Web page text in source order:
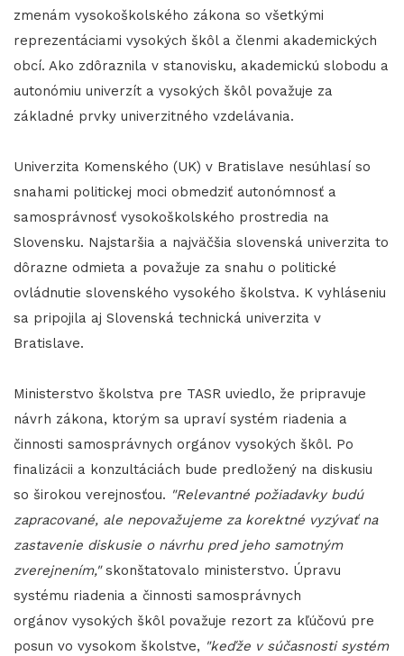
zmenám vysokoškolského zákona so všetkými
reprezentáciami vysokých škôl a členmi akademických
obcí. Ako zdôraznila v stanovisku, akademickú slobodu a
autonómiu univerzít a vysokých škôl považuje za
základné prvky univerzitného vzdelávania.
Univerzita Komenského (UK) v Bratislave nesúhlasí so
snahami politickej moci obmedziť autonómnosť a
samosprávnosť vysokoškolského prostredia na
Slovensku. Najstaršia a najväčšia slovenská univerzita to
dôrazne odmieta a považuje za snahu o politické
ovládnutie slovenského vysokého školstva. K vyhláseniu
sa pripojila aj Slovenská technická univerzita v
Bratislave.
Ministerstvo školstva pre TASR uviedlo, že pripravuje
návrh zákona, ktorým sa upraví systém riadenia a
činnosti samosprávnych orgánov vysokých škôl. Po
finalizácii a konzultáciách bude predložený na diskusiu
so širokou verejnosťou. "Relevantné požiadavky budú
zapracované, ale nepovažujeme za korektné vyzývať na
zastavenie diskusie o návrhu pred jeho samotným
zverejnením,"skonštatovalo ministerstvo. Úpravu
systému riadenia a činnosti samosprávnych
orgánov vysokých škôl považuje rezort za kľúčovú pre
posun vo vysokom školstve, "keďže v súčasnosti systém